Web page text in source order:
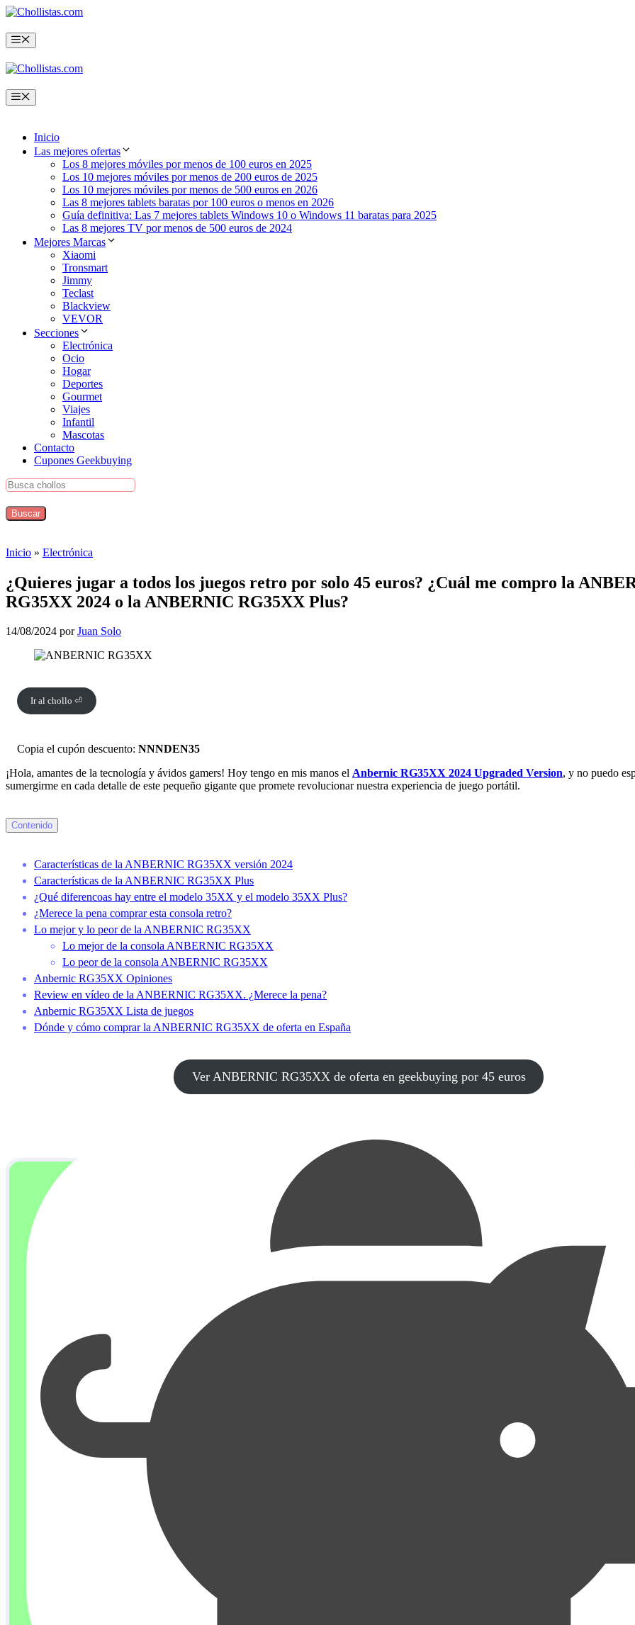
Saltar
contenido
Menú
Menú
Inicio
Las mejores ofertas
Los 8 mejores móviles por menos de 100 euros en 2025
Los 10 mejores móviles por menos de 200 euros de 2025
Los 10 mejores móviles por menos de 500 euros en 2026
Las 8 mejores tablets baratas por 100 euros o menos en 2026
Guía definitiva: Las 7 mejores tablets Windows 10 o Windows 11 baratas para 2025
Las 8 mejores TV por menos de 500 euros de 2024
Mejores Marcas
Xiaomi
Tronsmart
Jimmy
Teclast
Blackview
VEVOR
Secciones
Electrónica
Ocio
Hogar
Deportes
Gourmet
Viajes
Infantil
Mascotas
Contacto
Cupones Geekbuying
Inicio » Electrónica
¿Quieres jugar a todos los juegos retro por solo 45 euros? ¿Cuál me compro la
RG35XX 2024 o la ANBERNIC RG35XX Plus?
14/08/2024 porJuan Solo
Ir al chollo ⏎
Copia el cupón descuento: NNNDEN35
¡Hola, amantes de la tecnología y ávidos gamers! Hoy tengo en mis manos el Anbernic RG35XX 2024 Upgraded Version, y no puedo
sumergirme en cada detalle de este pequeño gigante que promete revolucionar nuestra experiencia de juego portátil.
Contenido
Características de la ANBERNIC RG35XX versión 2024
Características de la ANBERNIC RG35XX Plus
¿Qué diferencoas hay entre el modelo 35XX y el modelo 35XX Plus?
¿Merece la pena comprar esta consola retro?
Lo mejor y lo peor de la ANBERNIC RG35XX
Lo mejor de la consola ANBERNIC RG35XX
Lo peor de la consola ANBERNIC RG35XX
Anbernic RG35XX Opiniones
Review en vídeo de la ANBERNIC RG35XX. ¿Merece la pena?
Anbernic RG35XX Lista de juegos
Dónde y cómo comprar la ANBERNIC RG35XX de oferta en España
Ver ANBERNIC RG35XX de oferta en geekbuying por 45 euros